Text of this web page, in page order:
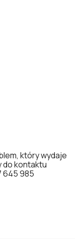
który wydaje
do kontaktu
645 985